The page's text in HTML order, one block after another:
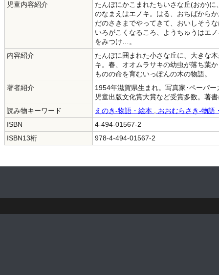
児童内容紹介
たんぼにかこまれたちいさな丘(おか)
のなまえはエノキ。はる、おちばから
だのさきまでやってきて、おいしそう
いろがこくなるころ、ようちゅうはエ
をみつけ…。
内容紹介
たんぼに囲まれた小さな丘に、大きな
キ。春、オオムラサキの幼虫が落ち葉
ものの命を育むいっぽんの木の物語。
著者紹介
1954年滋賀県生まれ。写真家･ペーパ
児童出版文化賞大賞など受賞多数。著
読み物キーワード
えのき-物語・絵本
おおむらさき-物語
ISBN
4-494-01567-2
ISBN13桁
978-4-494-01567-2